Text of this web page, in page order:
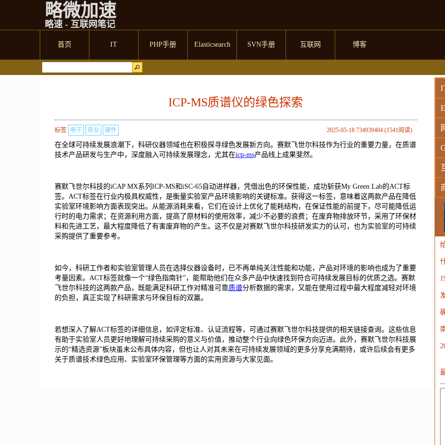
略微加速
略速 - 互联网笔记
首页 IT PHP手册 Elasticsearch SVN手册 互联网 博客
ICP-MS质谱仪的绿色探索
2025-05-18 734939404 (1541阅读)
标签 电子 商业 硬件
在全球可持续发展浪潮下，科研仪器领域也在积极探寻绿色发展新方向。赛默飞世尔科技作为行业的重要力量，在质谱
技术产品研发与生产中，深度融入可持续发展理念，尤其在icp-ms产品线上成果斐然。
赛默飞世尔科技的iCAP MX系列ICP-MS和iSC-65自动进样器，凭借出色的环保性能，成功斩获My Green Lab的ACT标
签。ACT标签在行业内极具权威性，是衡量实验室产品环境影响的关键标准。获得这一标签，意味着这两款产品在降低
实验室环境影响方面表现突出。从能源消耗来看，它们在设计上优化了能耗结构，在保证性能的前提下，尽可能降低运
行时的电力需求；在资源利用方面，提高了原材料的使用效率，减少不必要的浪费；在废弃物排放环节，采用了环保材
料和先进工艺，最大程度降低了有害废弃物的产生。这不仅是对赛默飞世尔科技研发实力的认可，也为实验室的可持续
采购提供了重要参考。
如今，科研工作者和实验室管理人员在选择仪器设备时，已不再单纯关注性能和功能，产品对环境的影响也成为了重要
考量因素。ACT标签就像一个“绿色指南针”，能帮助他们在众多产品中快速找到符合可持续发展目标的优质之选。赛默
飞世尔科技的这两款产品，既能满足科研工作对精准可靠质谱分析数据的需求，又能在使用过程中最大程度减轻对环境
的负担，真正实现了科研需求与环保目标的双赢。
若想深入了解ACT标签的详细信息，如评定标准、认证流程等，可通过赛默飞世尔科技提供的相关链接查询。这些信息
有助于实验室人员更好地理解可持续采购的意义与价值，推动整个行业向绿色环保方向迈进。此外，赛默飞世尔科技展
示的“精选资源”板块虽未公布具体内容，但也让人对其未来在可持续发展领域的更多分享充满期待，或许后续会有更多
关于质谱技术绿色应用、实验室环保管理等方面的实用资源与大家见面。